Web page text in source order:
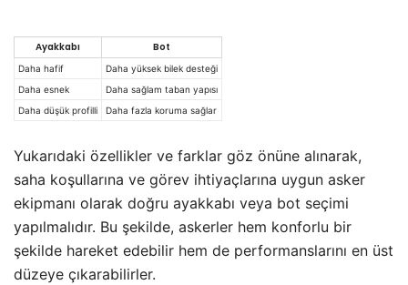
Ayakkabı Bot
Daha hafif
Daha yüksek bilek desteği
Daha esnek
Daha sağlam taban yapısı
Daha düşük profilli
Daha fazla koruma sağlar
Yukarıdaki özellikler ve farklar göz önüne alınarak,
saha koşullarına ve görev ihtiyaçlarına uygun asker
ekipmanı olarak doğru ayakkabı veya bot seçimi
yapılmalıdır. Bu şekilde, askerler hem konforlu bir
şekilde hareket edebilir hem de performanslarını en üst
düzeye çıkarabilirler.